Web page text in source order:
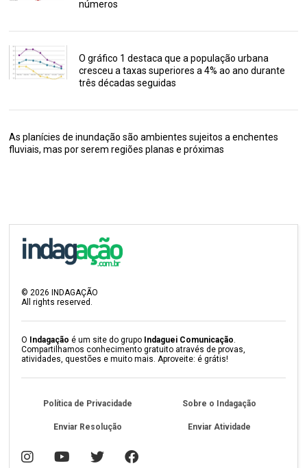
números
O gráfico 1 destaca que a população urbana
cresceu a taxas superiores a 4% ao ano durante
três décadas seguidas
As planícies de inundação são ambientes sujeitos a enchentes
fluviais, mas por serem regiões planas e próximas
©2026 INDAGAÇÃO
All rights reserved.
O Indagação é um site do grupo Indaguei Comunicação.
Compartilhamos conhecimento gratuito através de provas,
atividades, questões e muito mais. Aproveite: é grátis!
Política de Privacidade Sobre o Indagação
Enviar Resolução Enviar Atividade